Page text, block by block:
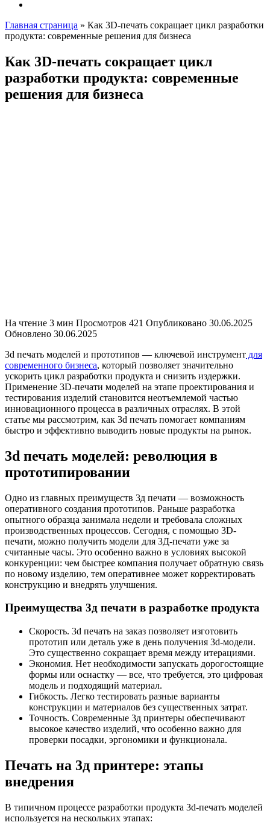
Главная страница » Как 3D-печать сокращает цикл разработки
продукта: современные решения для бизнеса
Как 3D-печать сокращает цикл
разработки продукта: современные
решения для бизнеса
На чтение 3 мин Просмотров 421 Опубликовано 30.06.2025
Обновлено 30.06.2025
3d печать моделей и прототипов — ключевой инструмент для
современного бизнеса, который позволяет значительно
ускорить цикл разработки продукта и снизить издержки.
Применение 3D-печати моделей на этапе проектирования и
тестирования изделий становится неотъемлемой частью
инновационного процесса в различных отраслях. В этой
статье мы рассмотрим, как 3d печать помогает компаниям
быстро и эффективно выводить новые продукты на рынок.
3d печать моделей: революция в
прототипировании
Одно из главных преимуществ 3д печати — возможность
оперативного создания прототипов. Раньше разработка
опытного образца занимала недели и требовала сложных
производственных процессов. Сегодня, с помощью 3D-
печати, можно получить модели для 3Д-печати уже за
считанные часы. Это особенно важно в условиях высокой
конкуренции: чем быстрее компания получает обратную связь
по новому изделию, тем оперативнее может корректировать
конструкцию и внедрять улучшения.
Преимущества 3д печати в разработке продукта
Скорость. 3d печать на заказ позволяет изготовить
прототип или деталь уже в день получения 3d-модели.
Это существенно сокращает время между итерациями.
Экономия. Нет необходимости запускать дорогостоящие
формы или оснастку — все, что требуется, это цифровая
модель и подходящий материал.
Гибкость. Легко тестировать разные варианты
конструкции и материалов без существенных затрат.
Точность. Современные 3д принтеры обеспечивают
высокое качество изделий, что особенно важно для
проверки посадки, эргономики и функционала.
Печать на 3д принтере: этапы
внедрения
В типичном процессе разработки продукта 3d-печать моделей
используется на нескольких этапах: